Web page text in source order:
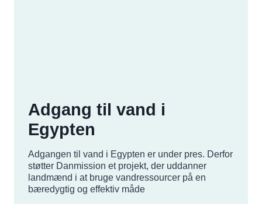
Adgang til vand i
Egypten
Adgangen til vand i Egypten er under pres. Derfor
støtter Danmission et projekt, der uddanner
landmænd i at bruge vandressourcer på en
bæredygtig og effektiv måde